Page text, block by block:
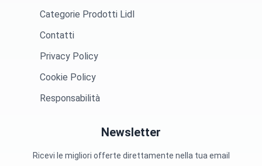
Categorie Prodotti Lidl
Contatti
Privacy Policy
Cookie Policy
Responsabilità
Newsletter
Ricevi le migliori offerte direttamente nella tua email